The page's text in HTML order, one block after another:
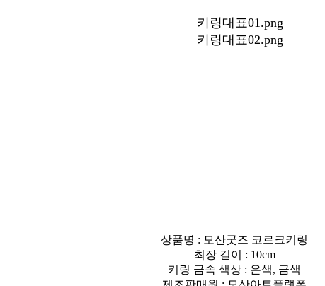
상품명 : 모산굿즈 코르크키링
최장 길이 : 10cm
키링 금속 색상 : 은색, 금색